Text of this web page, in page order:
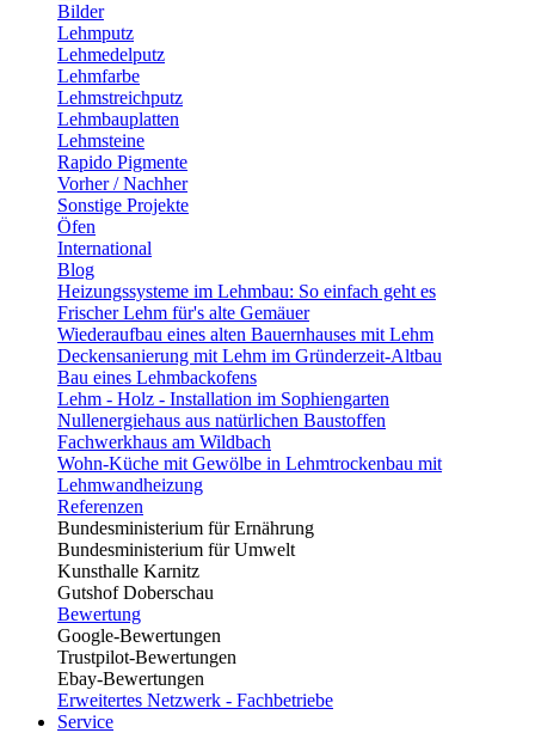
Bilder
Lehmputz
Lehmedelputz
Lehmfarbe
Lehmstreichputz
Lehmbauplatten
Lehmsteine
Rapido Pigmente
Vorher / Nachher
Sonstige Projekte
Öfen
International
Blog
Heizungssysteme im Lehmbau: So einfach geht es
Frischer Lehm für's alte Gemäuer
Wiederaufbau eines alten Bauernhauses mit Lehm
Deckensanierung mit Lehm im Gründerzeit-Altbau
Bau eines Lehmbackofens
Lehm - Holz - Installation im Sophiengarten
Nullenergiehaus aus natürlichen Baustoffen
Fachwerkhaus am Wildbach
Wohn-Küche mit Gewölbe in Lehmtrockenbau mit
Lehmwandheizung
Referenzen
Bundesministerium für Ernährung
Bundesministerium für Umwelt
Kunsthalle Karnitz
Gutshof Doberschau
Bewertung
Google-Bewertungen
Trustpilot-Bewertungen
Ebay-Bewertungen
Erweitertes Netzwerk - Fachbetriebe
Service